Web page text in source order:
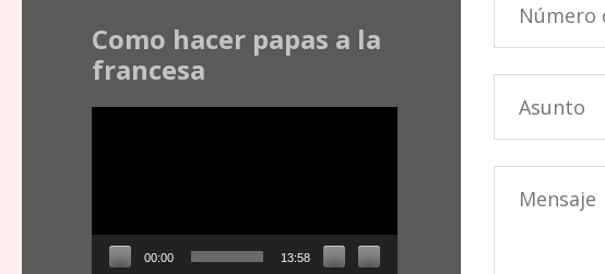
Como hacer papas a la
francesa
00:00 13:58